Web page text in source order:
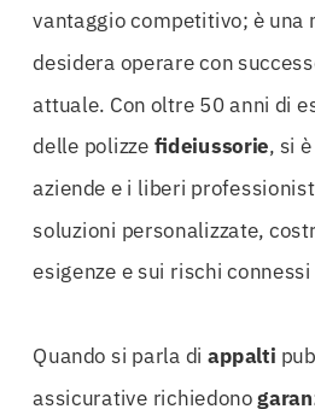
vantaggio competitivo; è una
desidera operare con
attuale. Con oltre 50 anni di
delle polizze fideiussorie, si
aziende e i liberi
soluzioni personalizzate,
esigenze e sui rischi
Quando si parla di appalti
assicurative richiedono